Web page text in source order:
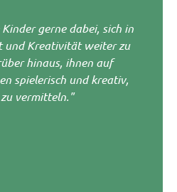
gerne dabei, sich in
und Kreativität weiter zu
hinaus, ihnen auf
spielerisch und kreativ,
zu vermitteln."